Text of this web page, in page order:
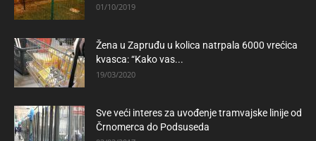
01/10/2019
Žena u Zapruđu u kolica natrpala 6000 vrećica
kvasca: “Kako vas...
19/03/2020
Sve veći interes za uvođenje tramvajske linije od
Črnomerca do Podsuseda